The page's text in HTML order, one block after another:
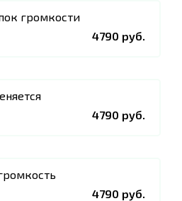
громкости
4790 руб.
4790 руб.
4790 руб.